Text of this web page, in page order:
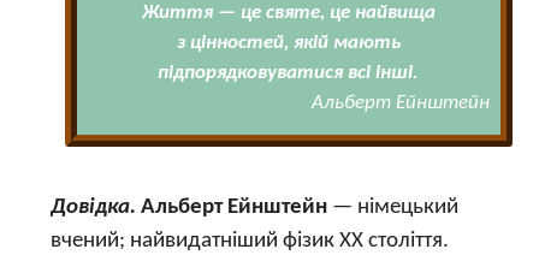
Життя — це святе, це найвища
з цінностей, якій мають
підпорядковуватися всі інші.
Альберт Ейнштейн
Довідка. Альберт Ейнштейн — німецький
вчений; найвидатніший фізик ХХ століття.